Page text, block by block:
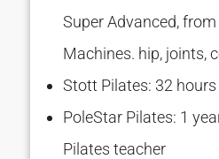
Super Advanced,
Machines. hip, joints,
Stott Pilates: 32 hours
PoleStar Pilates: 1
Pilates teacher